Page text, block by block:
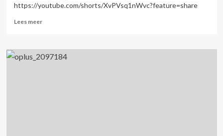
https://youtube.com/shorts/XvPVsq1nWvc?feature=share
Lees meerLees
Training
18-